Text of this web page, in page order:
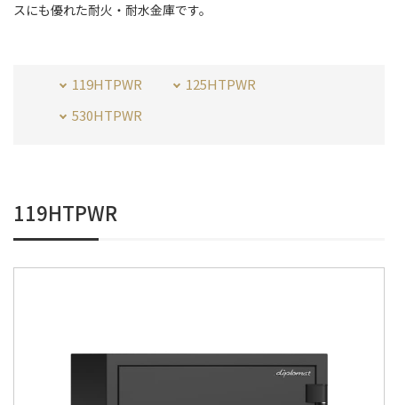
スにも優れた耐火・耐水金庫です。
119HTPWR
125HTPWR
530HTPWR
119HTPWR